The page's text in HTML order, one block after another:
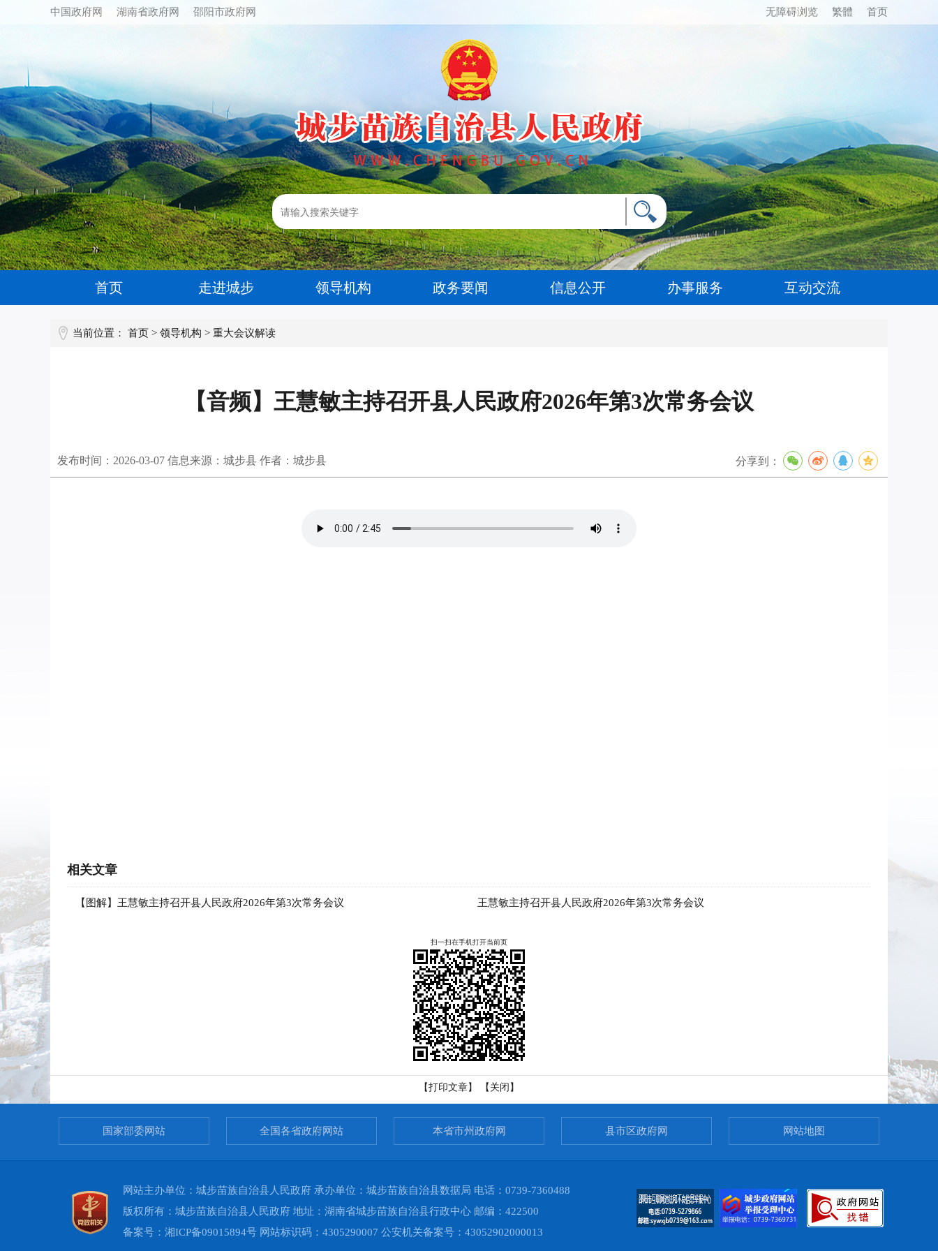
中国政府网 湖南省政府网 邵阳市政府网 首页
繁體
无障碍浏览
首页 走进城步 领导机构 政务要闻 信息公开 办事服务 互动交流
当前位置： 首页 > 领导机构 > 重大会议解读
【音频】王慧敏主持召开县人民政府2026年第3次常务会议
发布时间： 2026-03-07 信息来源：城步县 作者：城步县 分享到：
相关文章
【图解】王慧敏主持召开县人民政府2026年第3次常务会议 王慧敏主持召开县人民政府2026年第3次常务会议
扫一扫在手机打开当前页
【打印文章】 【关闭】
国家部委网站 全国各省政府网站 本省市州政府网 县市区政府网 网站地图
网站主办单位：城步苗族自治县人民政府 承办单位：城步苗族自治县数据局 电话：0739-7360488
版权所有：城步苗族自治县人民政府 地址：湖南省城步苗族自治县行政中心 邮编：422500
备案号： 湘ICP备09015894号 网站标识码：4305290007 公安机关备案号： 43052902000013